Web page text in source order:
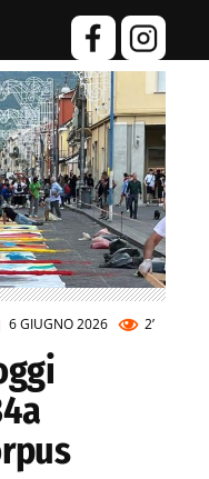
6 GIUGNO 2026 2’